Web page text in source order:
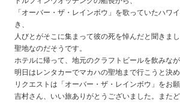
「オーバー・ザ・レインボウ」を歌っていたハワ
き、
人びとがそこに集まって彼の死を悼んだと聞きまし
聖地なのだそうです。
ホテルに帰って、地元のクラフトビールを飲みなが
明日はレンタカーでマカハの聖地まで行こうと決め
リクエストは「オーバー・ザ・レインボウ」をお願
吉村さん、いい旅ありがとうございました。また